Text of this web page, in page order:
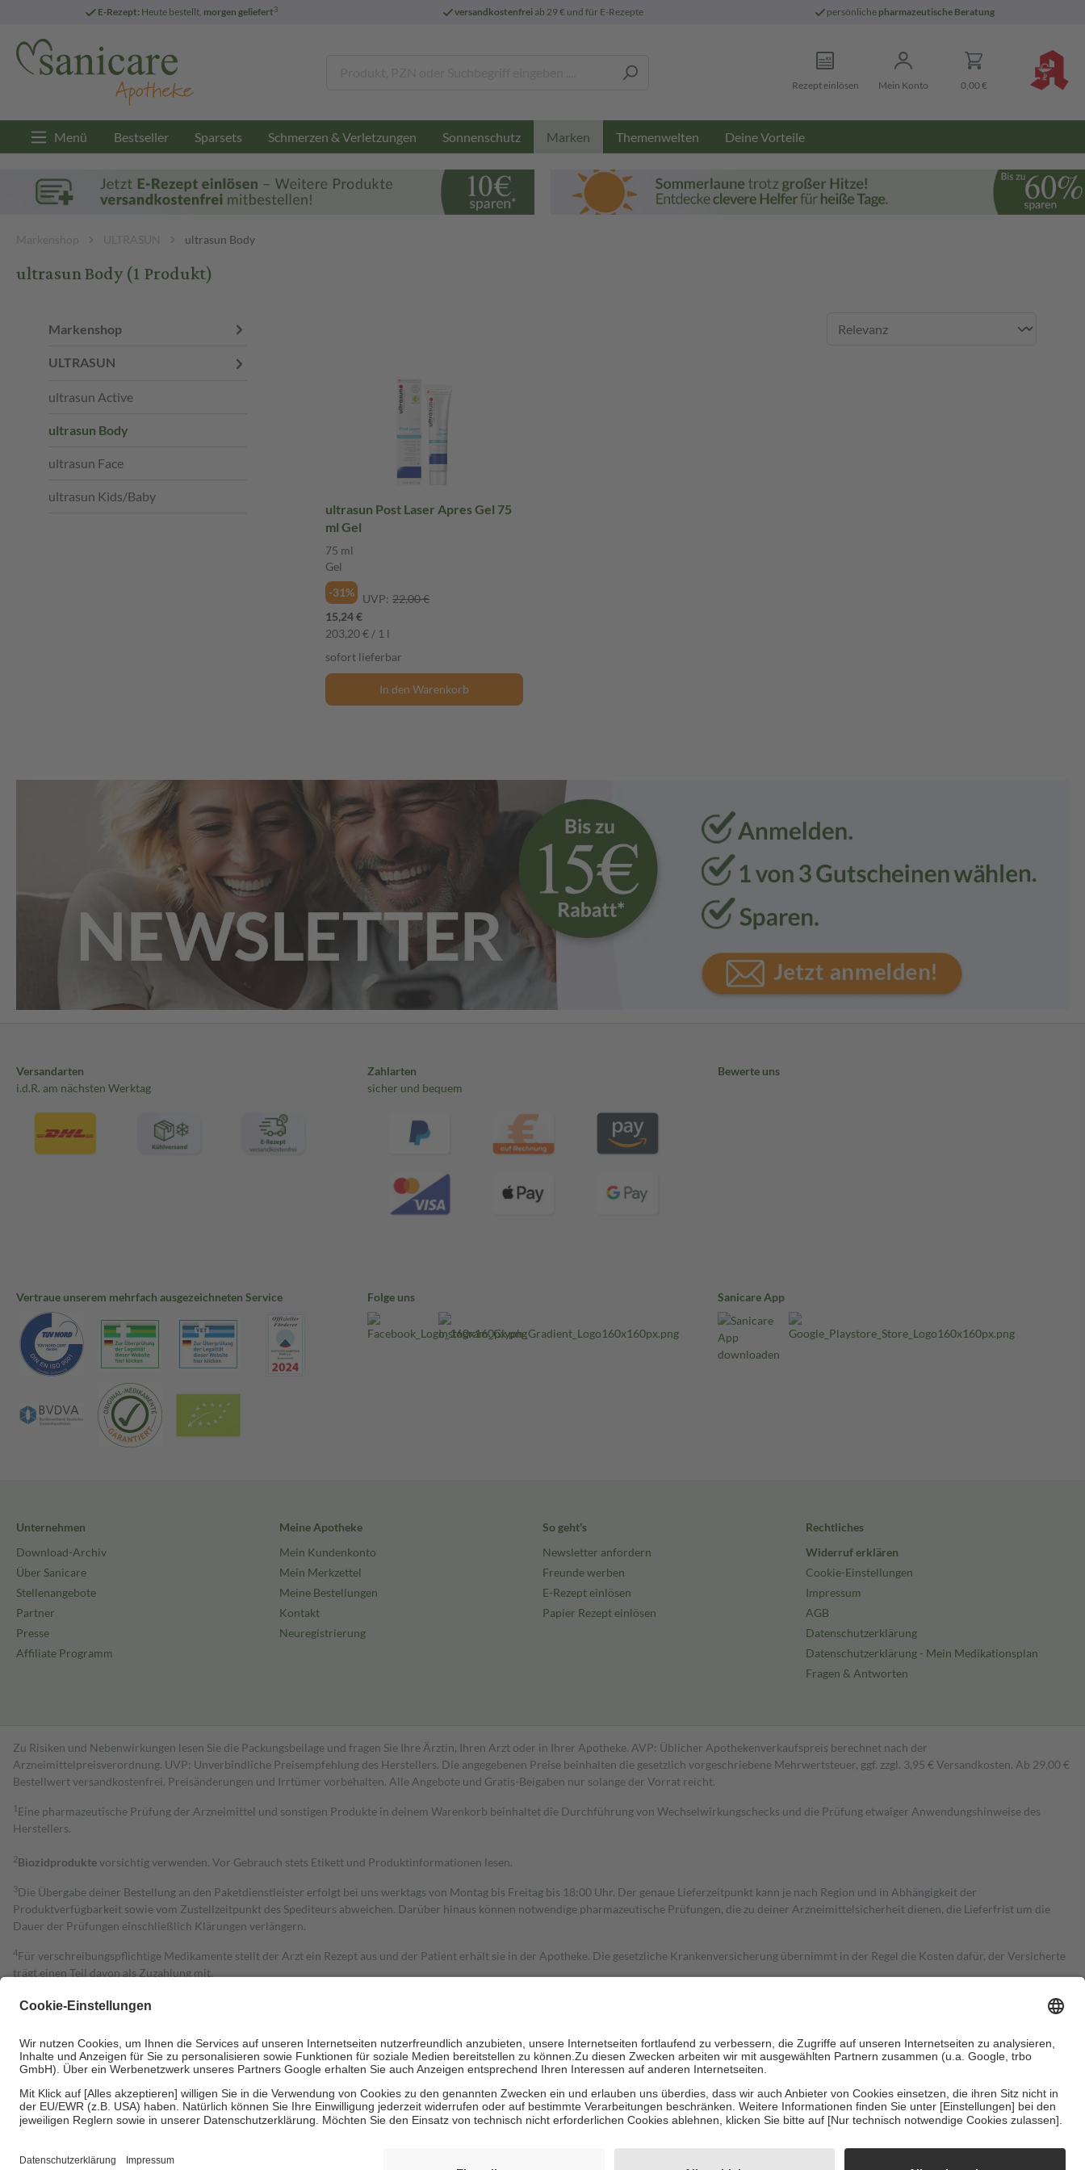
E-Rezept: Heute bestellt, morgen geliefert3 versandkostenfreiab 29 € und für E-Rezepte persönliche pharmazeutische Beratung
Rezept einlösen Mein Konto 0,00 €
Menü Bestseller Sparsets Schmerzen & Verletzungen Sonnenschutz Marken Themenwelten Deine Vorteile
Markenshop ULTRASUN ultrasun Body
ultrasun Body(1 Produkt)
Markenshop
ULTRASUN
ultrasun Active
ultrasun Body
ultrasun Face
ultrasun Kids/Baby
ultrasun Post Laser Apres Gel 75
ml Gel
75 ml
Gel
-31%
UVP: 22,00 €
15,24 €
203,20 € / 1 l
sofort lieferbar
In den Warenkorb
Versandarten
i.d.R. am nächsten Werktag
Zahlarten
sicher und bequem
Bewerte uns
Vertraue unserem mehrfach ausgezeichneten Service Folge uns Sanicare App
Unternehmen
Download-Archiv
Über Sanicare
Stellenangebote
Partner
Presse
Affiliate Programm
Meine Apotheke
Mein Kundenkonto
Mein Merkzettel
Meine Bestellungen
Kontakt
Neuregistrierung
So geht's
Newsletter anfordern
Freunde werben
E-Rezept einlösen
Papier Rezept einlösen
Rechtliches
Widerruf erklären
Cookie-Einstellungen
Impressum
AGB
Datenschutzerklärung
Datenschutzerklärung - Mein Medikationsplan
Fragen & Antworten
Zu Risiken und Nebenwirkungen lesen Sie die Packungsbeilage und fragen Sie Ihre Ärztin, Ihren Arzt oder in Ihrer Apotheke. AVP: Üblicher Apothekenverkaufspreis berechnet nach der
Arzneimittelpreisverordnung. UVP: Unverbindliche Preisempfehlung des Herstellers. Die angegebenen Preise beinhalten die gesetzlich vorgeschriebene Mehrwertsteuer, ggf. zzgl. 3,95 € Versandkosten. Ab 29,00 €
Bestell­wert versand­kosten­frei. Preisänderungen und Irrtümer vorbehalten. Alle Angebote und Gratis-Beigaben nur solange der Vorrat reicht.
1 Eine pharmazeutische Prüfung der Arzneimittel und sonstigen Produkte in deinem Warenkorb beinhaltet die Durchführung von Wechselwirkungschecks und die Prüfung etwaiger Anwendungshinweise des
Herstellers.
2Biozidproduktevorsichtig verwenden. Vor Gebrauch stets Etikett und Produktinformationen lesen.
3Die Übergabe deiner Bestellung an den Paketdienstleister erfolgt bei uns werktags von Montag bis Freitag bis 18:00 Uhr. Der genaue Lieferzeitpunkt kann je nach Region und in Abhängigkeit der
Produktverfügbarkeit sowie vom Zustellzeitpunkt des Spediteurs abweichen. Darüber hinaus können notwendige pharmazeutische Prüfungen, die zu deiner Arzneimittelsicherheit dienen, die Lieferfrist um die
Dauer der Prüfungen einschließlich Klärungen verlängern.
4Für verschreibungspflichtige Medikamente stellt der Arzt ein Rezept aus und der Patient erhält sie in der Apotheke. Die gesetzliche Krankenversicherung übernimmt in der Regel die Kosten dafür, der Versicherte
trägt einen Teil davon als Zuzahlung mit.
zu entrichten.
Bei Heilmitteln und häuslicher Krankenpflege beträgt die Zuzahlung zehn Prozent der Kosten sowie zehn Euro je Verordnung.
Um das Engagement der Versicherten für ihre eigene Gesundheit zu stärken und die besondere Stellung der Familie zu unterstützen, fallenkeine Zuzahlungenan bei:
• Kindern und Jugendlichen bis zum vollendeten 18. Lebensjahr mit Ausnahme der Fahrkosten
• Untersuchungen zur Vorsorge und Früherkennung, die von der GKV getragen werden
• empfohlenen Schutzimpfungen
• Harn- und Blutteststreifen
Wir nutzen Trusted Shops als unabhängigen Dienstleister für die Einholung von Bewertungen. Trusted Shops hat Maßnahmen getroffen, um sicherzustellen, dass es sich um echte Bewertungen handelt. Mehr